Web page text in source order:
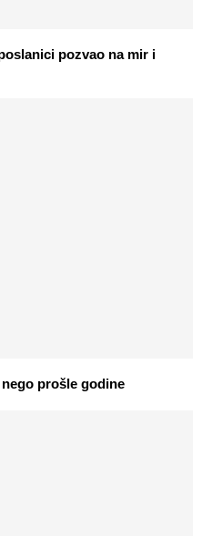
pozvao na mir i
prošle godine